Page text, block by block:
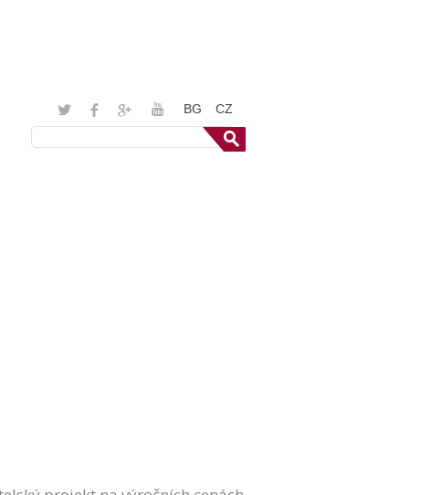
BG CZ